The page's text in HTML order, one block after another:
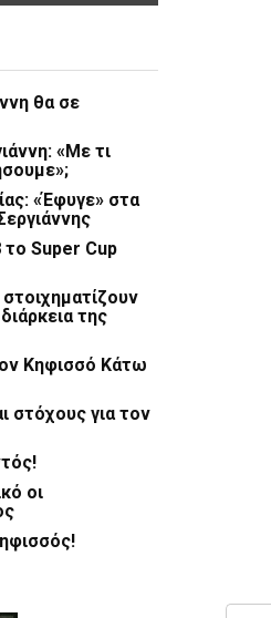
θα σε
«Με τι
«Έφυγε» στα
το Super Cup
της
Κηφισσό Κάτω
στόχους για τον
οι